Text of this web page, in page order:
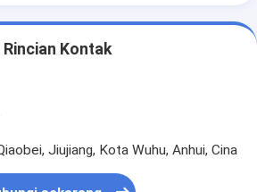
Rincian Kontak
Jiujiang, Kota Wuhu, Anhui, Cina